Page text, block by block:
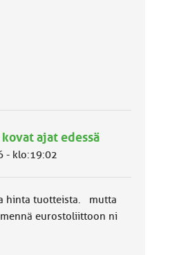
ajat edessä
- klo:19:02
hinta tuotteista. mutta
eurostoliittoon ni